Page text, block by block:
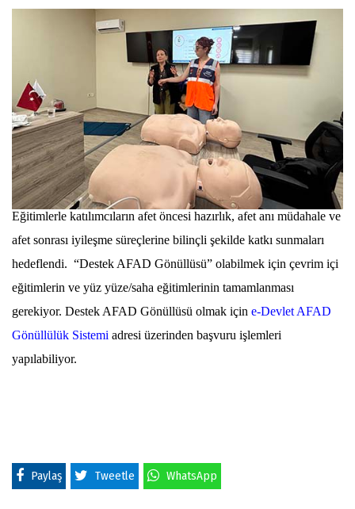
Eğitimlerle katılımcıların afet öncesi hazırlık, afet anı müdahale ve
afet sonrası iyileşme süreçlerine bilinçli şekilde katkı sunmaları
hedeflendi. “Destek AFAD Gönüllüsü” olabilmek için çevrim içi
eğitimlerin ve yüz yüze/saha eğitimlerinin tamamlanması
gerekiyor. Destek AFAD Gönüllüsü olmak için e-Devlet AFAD
Gönüllülük Sistemi adresi üzerinden başvuru işlemleri
yapılabiliyor.
Paylaş Tweetle WhatsApp